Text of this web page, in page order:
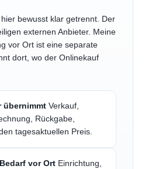
bewusst klar getrennt. Der
externen Anbieter. Meine
vor Ort ist eine separate
dort, wo der Onlinekauf
übernimmt Verkauf,
Rückgabe,
tagesaktuellen Preis.
vor Ort Einrichtung,